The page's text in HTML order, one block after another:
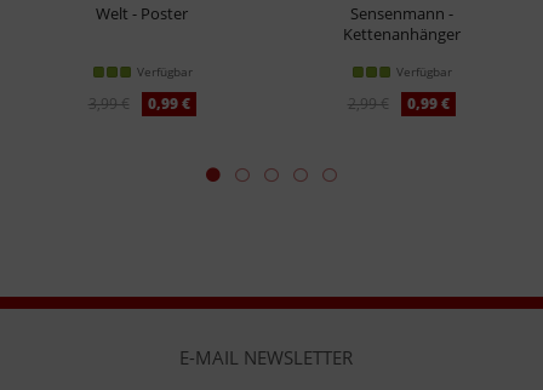
Welt - Poster
Verfügbar
3,99 € 0,99 €
Sensenmann -
Kettenanhänger
Verfügbar
2,99 € 0,99 €
E-MAIL NEWSLETTER